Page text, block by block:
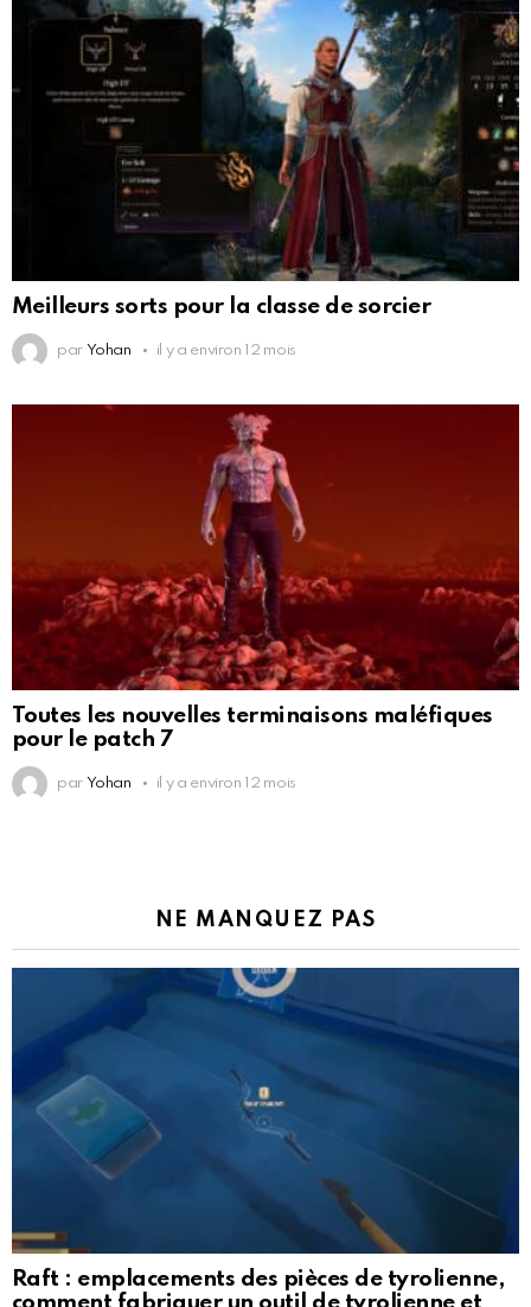
Meilleurs sorts pour la classe de sorcier
par Yohan il y a environ 12 mois
Toutes les nouvelles terminaisons maléfiques
pour le patch 7
par Yohan il y a environ 12 mois
NE MANQUEZ PAS
Raft : emplacements des pièces de tyrolienne,